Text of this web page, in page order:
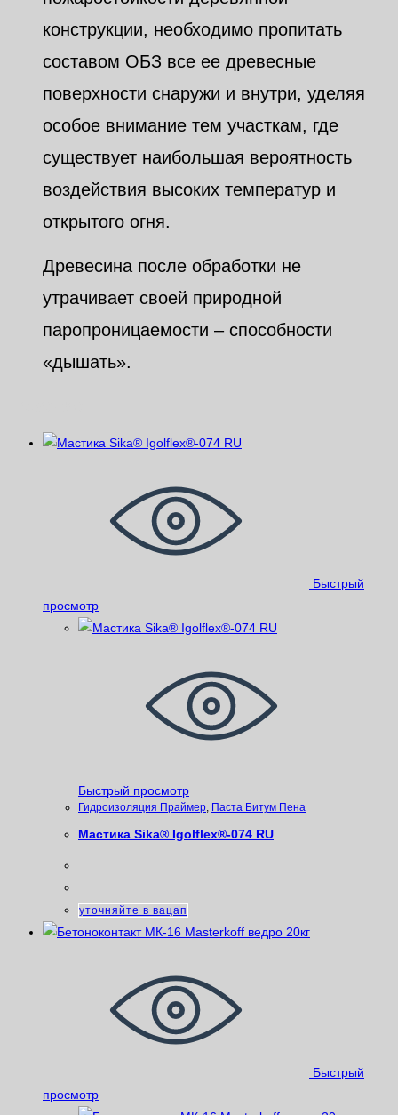
конструкции, необходимо пропитать
составом ОБЗ все ее древесные
поверхности снаружи и внутри, уделяя
особое внимание тем участкам, где
существует наибольшая вероятность
воздействия высоких температур и
открытого огня.
Древесина после обработки не
утрачивает своей природной
паропроницаемости – способности
«дышать».
Быстрый
просмотр
Быстрый просмотр
Гидроизоляция Праймер, Паста Битум Пена
Мастика Sika® Igolflex®-074 RU
уточняйте в вацап
Быстрый
просмотр